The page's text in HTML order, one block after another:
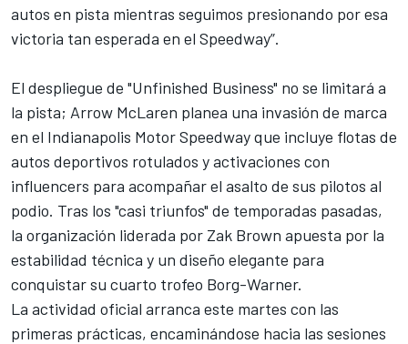
autos en pista mientras seguimos presionando por esa
victoria tan esperada en el Speedway”.
El despliegue de "Unfinished Business" no se limitará a
la pista; Arrow McLaren planea una invasión de marca
en el Indianapolis Motor Speedway que incluye flotas de
autos deportivos rotulados y activaciones con
influencers para acompañar el asalto de sus pilotos al
podio. Tras los "casi triunfos" de temporadas pasadas,
la organización liderada por Zak Brown apuesta por la
estabilidad técnica y un diseño elegante para
conquistar su cuarto trofeo Borg-Warner.
La actividad oficial arranca este martes con las
primeras prácticas, encaminándose hacia las sesiones